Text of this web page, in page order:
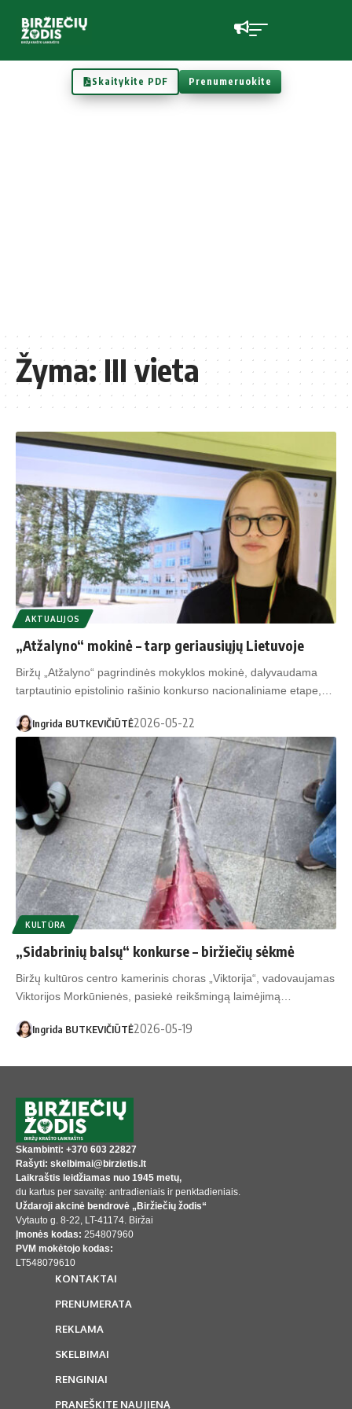
Skaitykite PDF Prenumeruokite
Žyma:III vieta
AKTUALIJOS
„Atžalyno“ mokinė – tarp geriausiųjų Lietuvoje
Bir­žų „At­ža­ly­no“ pa­grin­di­nės mo­kyk­los mo­ki­nė, da­ly­vau­da­ma
tarp­tau­ti­nio epis­to­li­nio ra­ši­nio kon­kur­so na­cio­na­li­nia­me eta­pe,…
Ingrida BUTKEVIČIŪTĖ2026-05-22
KULTŪRA
„Sidabrinių balsų“ konkurse – biržiečių sėkmė
Biržų kultūros centro kamerinis choras „Viktorija“, vadovaujamas
Viktorijos Morkūnienės, pasiekė reikšmingą laimėjimą…
Ingrida BUTKEVIČIŪTĖ2026-05-19
Skambinti: +370 603 22827
Rašyti: skelbimai@birzietis.lt
Laikraštis leidžiamas nuo 1945 metų,
du kartus per savaitę: antradieniais ir penktadieniais.
Uždaroji akcinė bendrovė „Biržiečių žodis“
Vytauto g. 8-22, LT-41174. Biržai
Įmonės kodas: 254807960
PVM mokėtojo kodas:
LT548079610
KONTAKTAI
PRENUMERATA
REKLAMA
SKELBIMAI
RENGINIAI
PRANEŠKITE NAUJIENĄ